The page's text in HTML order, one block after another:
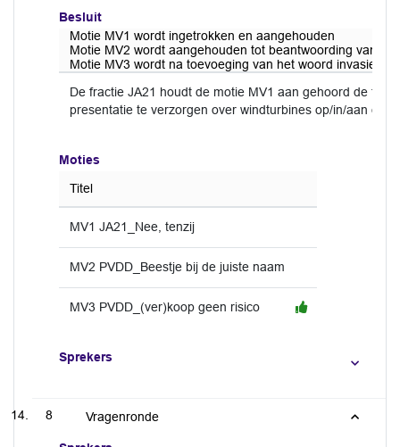
Besluit
Motie MV1 wordt ingetrokken en aangehouden
Motie MV2 wordt aangehouden tot beantwoording van
Motie MV3 wordt na toevoeging van het woord
De fractie JA21 houdt de motie MV1 aan gehoord de
presentatie te verzorgen over windturbines op/in/aan
Moties
Titel
MV1 JA21_Nee, tenzij
MV2 PVDD_Beestje bij de juiste naam
MV3 PVDD_(ver)koop geen risico
Sprekers
8 Vragenronde